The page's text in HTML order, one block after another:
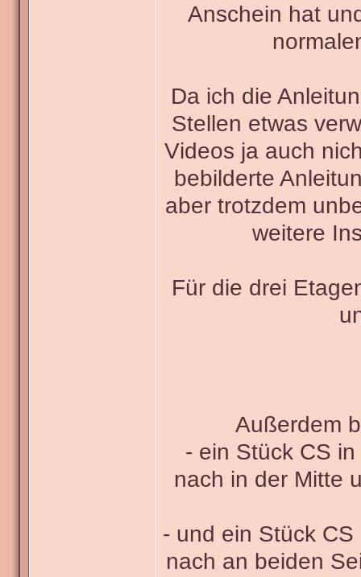
Anschein hat
Da ich die
Stellen etwas
Videos ja auch
bebilderte
aber trotzdem
weitere
Für die drei
Außerdem
- ein Stück CS
nach in der Mitte
- und ein Stück
nach an beiden